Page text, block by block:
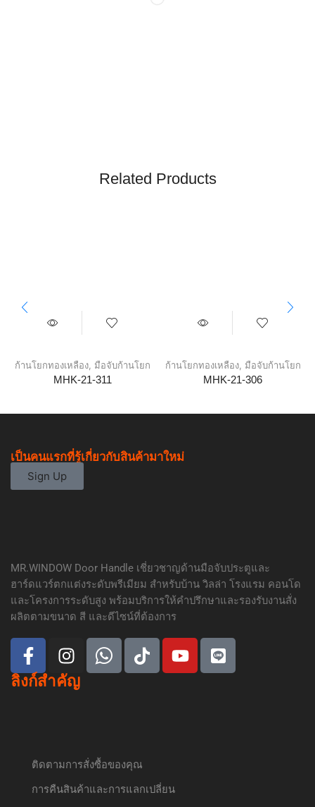
Related Products
ก้านโยกทองเหลือง, มือจับก้านโยก
MHK-21-311
ก้านโยกทองเหลือง, มือจับก้านโยก
MHK-21-306
เป็นคนแรกที่รู้เกี่ยวกับสินค้ามาใหม่
Sign Up
MR.WINDOW Door Handle เชี่ยวชาญด้านมือจับประตูและ
ฮาร์ดแวร์ตกแต่งระดับพรีเมียม สำหรับบ้าน วิลล่า โรงแรม คอนโด
และโครงการระดับสูง พร้อมบริการให้คำปรึกษาและรองรับงานสั่ง
ผลิตตามขนาด สี และดีไซน์ที่ต้องการ
ลิงก์สำคัญ
ติดตามการสั่งซื้อของคุณ
การคืนสินค้าและการแลกเปลี่ยน